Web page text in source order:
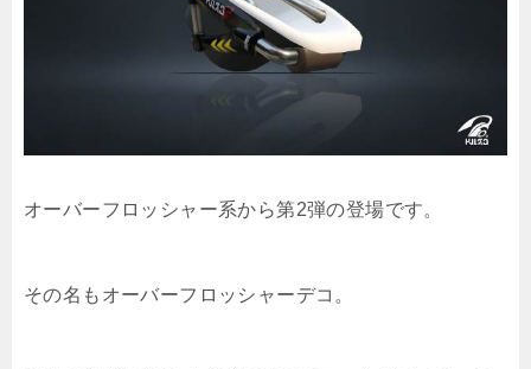
オーバーフロッシャー系から第2弾の登場です。
その名もオーバーフロッシャーデコ。